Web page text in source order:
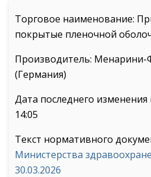
Торговое наименование:
покрытые пленочной
Производитель: Менарини-
(Германия)
Дата последнего
14:05
Текст нормативного
Министерства
30.03.2026